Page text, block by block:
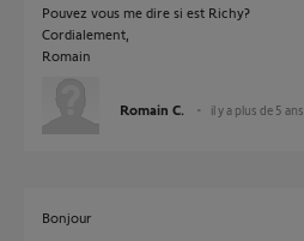
Pouvez vous me dire si est Richy?
Cordialement,
Romain
Romain C. il y a plus de 5 ans
Bonjour